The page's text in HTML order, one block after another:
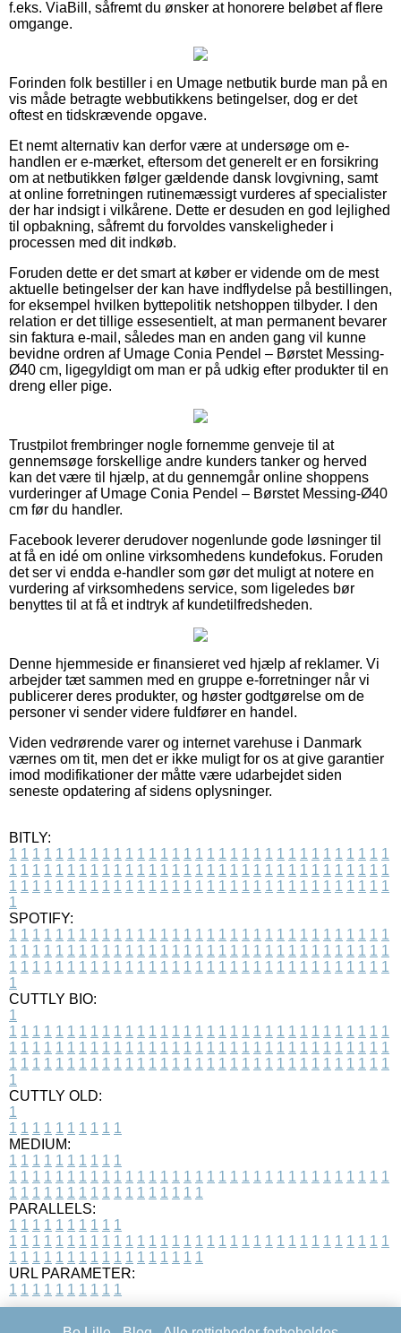
f.eks. ViaBill, såfremt du ønsker at honorere beløbet af flere
omgange.
Forinden folk bestiller i en Umage netbutik burde man på en
vis måde betragte webbutikkens betingelser, dog er det
oftest en tidskrævende opgave.
Et nemt alternativ kan derfor være at undersøge om e-
handlen er e-mærket, eftersom det generelt er en forsikring
om at netbutikken følger gældende dansk lovgivning, samt
at online forretningen rutinemæssigt vurderes af specialister
der har indsigt i vilkårene. Dette er desuden en god lejlighed
til opbakning, såfremt du forvoldes vanskeligheder i
processen med dit indkøb.
Foruden dette er det smart at køber er vidende om de mest
aktuelle betingelser der kan have indflydelse på bestillingen,
for eksempel hvilken byttepolitik netshoppen tilbyder. I den
relation er det tillige essesentielt, at man permanent bevarer
sin faktura e-mail, således man en anden gang vil kunne
bevidne ordren af Umage Conia Pendel – Børstet Messing-
Ø40 cm, ligegyldigt om man er på udkig efter produkter til en
dreng eller pige.
Trustpilot frembringer nogle fornemme genveje til at
gennemsøge forskellige andre kunders tanker og herved
kan det være til hjælp, at du gennemgår online shoppens
vurderinger af Umage Conia Pendel – Børstet Messing-Ø40
cm før du handler.
Facebook leverer derudover nogenlunde gode løsninger til
at få en idé om online virksomhedens kundefokus. Foruden
det ser vi endda e-handler som gør det muligt at notere en
vurdering af virksomhedens service, som ligeledes bør
benyttes til at få et indtryk af kundetilfredsheden.
Denne hjemmeside er finansieret ved hjælp af reklamer. Vi
arbejder tæt sammen med en gruppe e-forretninger når vi
publicerer deres produkter, og høster godtgørelse om de
personer vi sender videre fuldfører en handel.
Viden vedrørende varer og internet varehuse i Danmark
værnes om tit, men det er ikke muligt for os at give garantier
imod modifikationer der måtte være udarbejdet siden
seneste opdatering af sidens oplysninger.
BITLY:
1 1 1 1 1 1 1 1 1 1 1 1 1 1 1 1 1 1 1 1 1 1 1 1 1 1 1 1 1 1 1 1 1
1 1 1 1 1 1 1 1 1 1 1 1 1 1 1 1 1 1 1 1 1 1 1 1 1 1 1 1 1 1 1 1 1
1 1 1 1 1 1 1 1 1 1 1 1 1 1 1 1 1 1 1 1 1 1 1 1 1 1 1 1 1 1 1 1 1
1
SPOTIFY:
1 1 1 1 1 1 1 1 1 1 1 1 1 1 1 1 1 1 1 1 1 1 1 1 1 1 1 1 1 1 1 1 1
1 1 1 1 1 1 1 1 1 1 1 1 1 1 1 1 1 1 1 1 1 1 1 1 1 1 1 1 1 1 1 1 1
1 1 1 1 1 1 1 1 1 1 1 1 1 1 1 1 1 1 1 1 1 1 1 1 1 1 1 1 1 1 1 1 1
1
CUTTLY BIO:
1
1 1 1 1 1 1 1 1 1 1 1 1 1 1 1 1 1 1 1 1 1 1 1 1 1 1 1 1 1 1 1 1 1
1 1 1 1 1 1 1 1 1 1 1 1 1 1 1 1 1 1 1 1 1 1 1 1 1 1 1 1 1 1 1 1 1
1 1 1 1 1 1 1 1 1 1 1 1 1 1 1 1 1 1 1 1 1 1 1 1 1 1 1 1 1 1 1 1 1
1
CUTTLY OLD:
1
1 1 1 1 1 1 1 1 1 1
MEDIUM:
1 1 1 1 1 1 1 1 1 1
1 1 1 1 1 1 1 1 1 1 1 1 1 1 1 1 1 1 1 1 1 1 1 1 1 1 1 1 1 1 1 1 1
1 1 1 1 1 1 1 1 1 1 1 1 1 1 1 1 1
PARALLELS:
1 1 1 1 1 1 1 1 1 1
1 1 1 1 1 1 1 1 1 1 1 1 1 1 1 1 1 1 1 1 1 1 1 1 1 1 1 1 1 1 1 1 1
1 1 1 1 1 1 1 1 1 1 1 1 1 1 1 1 1
URL PARAMETER:
1 1 1 1 1 1 1 1 1 1